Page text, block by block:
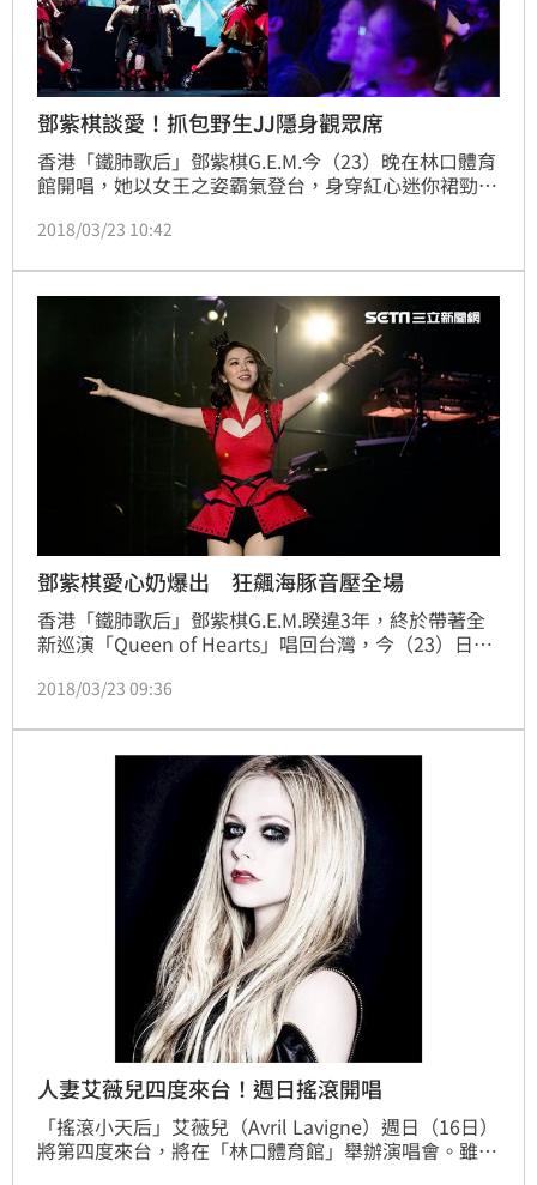
鄧紫棋談愛！抓包野生JJ隱身觀眾席
香港「鐵肺歌后」鄧紫棋G.E.M.今（23）晚在林口體育
館開唱，她以女王之姿霸氣登台，身穿紅心迷你裙勁
首經典歌曲，令粉絲直呼過癮，演唱會上鄧紫棋不斷跟
朝聖的林俊傑（JJ）包緊緊隱身在觀眾席中，立刻掀起
全場粉絲的尖叫聲。
2018/03/23 10:42
鄧紫棋愛心奶爆出 狂飆海豚音壓全場
香港「鐵肺歌后」鄧紫棋G.E.M.睽違3年，終於帶著全
新巡演「Queen of Hearts」唱回台灣，今（23）日起
王，身穿紅色超短裙，胸前心型挖空，大方放送「愛心
口氣連飆3首歌，現場觀眾尖叫連連，鄧紫棋也接收到
歌迷的熱情，狂呼：「台灣，我終於回來了！」
2018/03/23 09:36
人妻艾薇兒四度來台！週日搖滾開唱
「搖滾小天后」艾薇兒（Avril Lavigne）週日（16日）
將第四度來台，將在「林口體育館」舉辦演唱會。雖然